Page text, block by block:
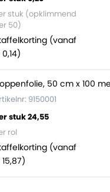
stuk (opklimmend
50)
(vanaf
50 cm x 100
9150001
stuk 24,55
rol
(vanaf